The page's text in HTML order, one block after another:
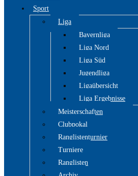
Sport
Liga
Bayernliga
Liga Nord
Liga Süd
Jugendliga
Ligaübersicht
Liga Ergebnisse
Meisterschaften
Clubpokal
Ranglistenturnier
Turniere
Ranglisten